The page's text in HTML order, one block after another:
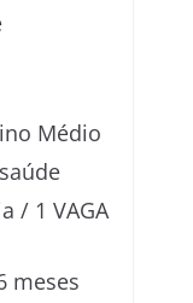
Médio
/ 1 VAGA
meses